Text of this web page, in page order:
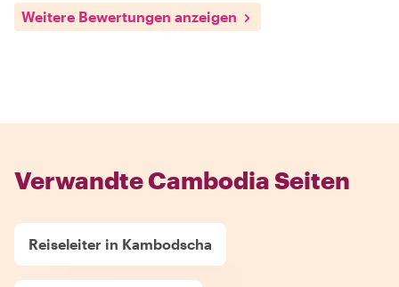
Weitere Bewertungen anzeigen
Verwandte Cambodia Seiten
Reiseleiter in Kambodscha